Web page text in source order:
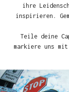
ihre
inspirieren.
Teile deine
markiere uns